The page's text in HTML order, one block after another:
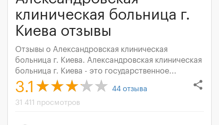
клиническая больница г.
Киева отзывы
Отзывы о Александровская клиническая
больница г. Киева. Александровская клиническая
больница г. Киева - это государственное...
share
3.1 44 отзыва
31 411 просмотров